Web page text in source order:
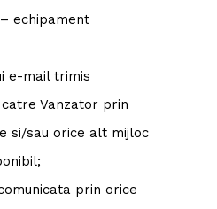
echipament
e-mail trimis
Vanzator prin
si/sau orice alt mijloc
prin orice